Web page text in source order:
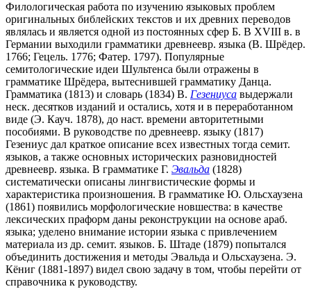
Филологическая работа по изучению языковых проблем
оригинальных библейских текстов и их древних переводов
являлась и является одной из постоянных сфер Б. В XVIII в. в
Германии выходили грамматики древнеевр. языка (В. Шрёдер.
1766; Гецель. 1776; Фатер. 1797). Популярные
семитологические идеи Шультенса были отражены в
грамматике Шрёдера, вытеснившей грамматику Данца.
Грамматика (1813) и словарь (1834) В. Гезениуса выдержали
неск. десятков изданий и остались, хотя и в переработанном
виде (Э. Кауч. 1878), до наст. времени авторитетными
пособиями. В руководстве по древнеевр. языку (1817)
Гезениус дал краткое описание всех известных тогда семит.
языков, а также основных исторических разновидностей
древнеевр. языка. В грамматике Г. Эвальда (1828)
систематически описаны лингвистические формы и
характеристика произношения. В грамматике Ю. Ольсхаузена
(1861) появились морфологические новшества: в качестве
лексических праформ даны реконструкции на основе араб.
языка; уделено внимание истории языка с привлечением
материала из др. семит. языков. Б. Штаде (1879) попытался
объединить достижения и методы Эвальда и Ольсхаузена. Э.
Кёниг (1881-1897) видел свою задачу в том, чтобы перейти от
справочника к руководству.